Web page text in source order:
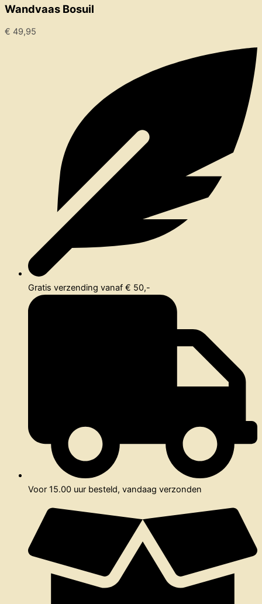
Wandvaas Bosuil
€ 49,95
Gratis verzending vanaf € 50,-
Voor 15.00 uur besteld, vandaag verzonden